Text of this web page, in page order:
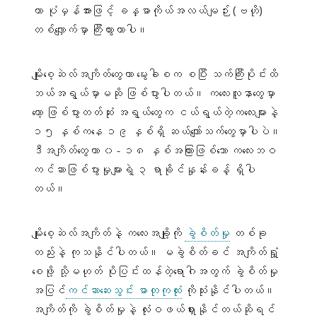
ဟာ ပုံမှန်အားဖြင့် ခန္ဓာကိုယ်အလယ်မျဉ်း (ဗဟို)
တစ်လျှောက်မှာ ကြီးထွားတာပါ။
မျိုးစေ့ဆဲလ်အကျိတ်တွေဟာ မွေးခါစက စပြီး သက်ကြီးပိုင်းထိ
ဘယ်အရွယ်မှာမဆို ဖြစ်ပွားပါတယ်။ ကလေးလူနာတွေမှာ
တော့ ဖြစ်ပွားတတ်ဆုံး အရွယ်တွေက ငယ်ရွယ်တဲ့ကလေးများနဲ့
၁၅ နှစ်ကနေ ၁၉ နှစ်ရှိ ဆယ်ကျော်သက်တွေမှာပါပဲ။
ဒီအကျိတ်တွေဟာ ၀ - ၁၈ နှစ်အကြားဖြစ်သော ကလေးဘဝ
ကင်ဆာဖြစ်ပွားမှုများရဲ့ ၃ ရာခိုင်နှုန်းခန့် ရှိပါ
တယ်။
မျိုးစေ့ဆဲလ်အကျိတ်နဲ့ ကလေးအချို့ကို ခွဲစိတ်မှု တစ်ခု
တည်းနဲ့ ကုသနိုင်ပါတယ်။ မခွဲစိတ်ခင် အကျိတ်ရှုံ့
စေဖို့ သို့မဟုတ် ပိုပြင်းထန်တဲ့ရောဂါအတွက် ခွဲစိတ်မှု
အပြင် ကင်ဆာဆေးသွင်း ဓာတုကုထုံးကိုသုံးနိုင်ပါတယ်။
အကျိတ်ကို ခွဲစိတ်မှုနဲ့ လုံးဝဖယ်ရှားနိုင်တယ်ဆိုရင်